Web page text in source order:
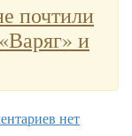
почтили
и
нет